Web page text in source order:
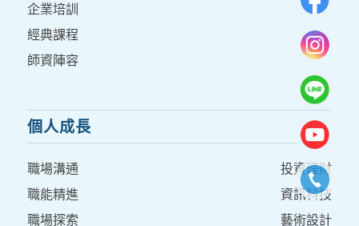
企業培訓
經典課程
師資陣容
個人成長
職場溝通
職能精進
職場探索
投資理財
資訊科技
藝術設計